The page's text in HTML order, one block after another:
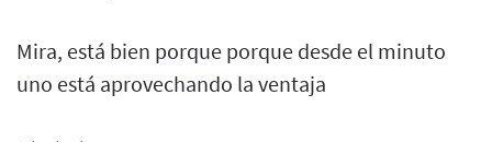
Mira, está bien porque porque desde el minuto
uno está aprovechando la ventaja